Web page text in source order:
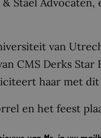
van
Derks Star
haar met
en het feest